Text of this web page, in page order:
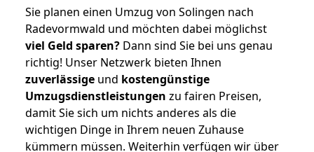
Sie planen einen Umzug von Solingen nach
Radevormwald und möchten dabei möglichst
viel Geld sparen? Dann sind Sie bei uns genau
richtig! Unser Netzwerk bieten Ihnen
zuverlässige und kostengünstige
Umzugsdienstleistungen zu fairen Preisen,
damit Sie sich um nichts anderes als die
wichtigen Dinge in Ihrem neuen Zuhause
kümmern müssen. Weiterhin verfügen wir über